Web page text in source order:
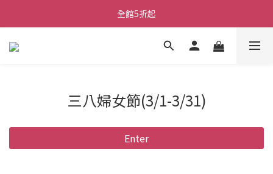
全館5折起
三八婦女節(3/1-3/31)
Enter